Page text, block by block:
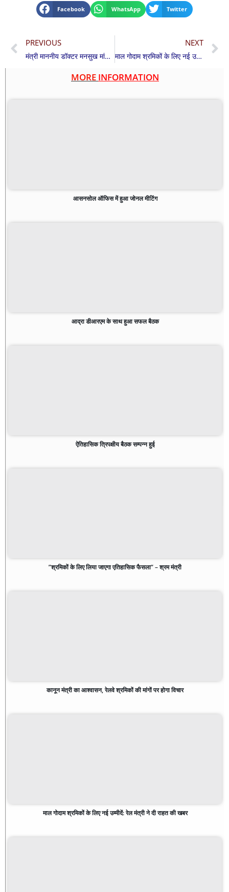
Facebook WhatsApp Twitter
PREVIOUS
मंत्री माननीय डॉक्टर मनसुख मांडवीया ने श्रमिकों की समस्याओं पर दिया आश्वासन
NEXT
माल गोदाम श्रमिकों के लिए नई उम्मीदें: रेल मंत्री ने दी राहत की खबर
MORE INFORMATION
आसनसोल ऑफिस में हुआ जोनल मीटिंग
आद्रा डीआरएम के साथ हुआ सफल बैठक
ऐतिहासिक त्रिपक्षीय बैठक सम्पन्न हुई
”श्रमिकों के लिए लिया जाएगा एतिहासिक फैसला” – श्रम मंत्री
कानून मंत्री का आश्वासन, रेलवे श्रमिकों की मांगों पर होगा विचार
माल गोदाम श्रमिकों के लिए नई उम्मीदें: रेल मंत्री ने दी राहत की खबर